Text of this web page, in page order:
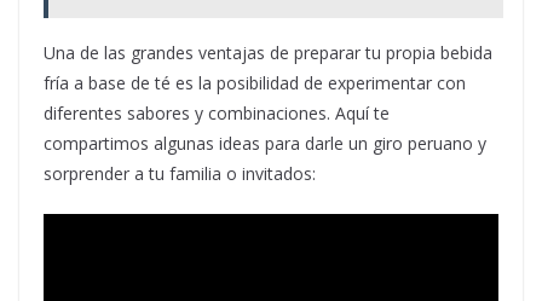
Una de las grandes ventajas de preparar tu propia bebida
fría a base de té es la posibilidad de experimentar con
diferentes sabores y combinaciones. Aquí te
compartimos algunas ideas para darle un giro peruano y
sorprender a tu familia o invitados: